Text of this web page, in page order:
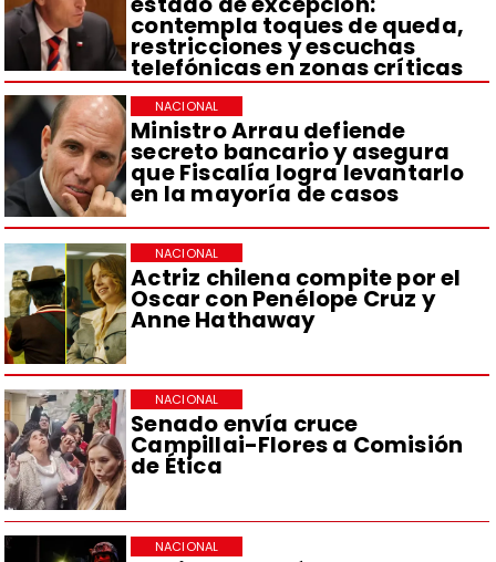
contempla toques de queda,
restricciones y escuchas
telefónicas en zonas críticas
Ministro Arrau defiende
secreto bancario y asegura
que Fiscalía logra levantarlo
en la mayoría de casos
NACIONAL
Actriz chilena compite por el
Oscar con Penélope Cruz y
Anne Hathaway
NACIONAL
Senado envía cruce
Campillai-Flores a Comisión
de Ética
NACIONAL
NACIONAL